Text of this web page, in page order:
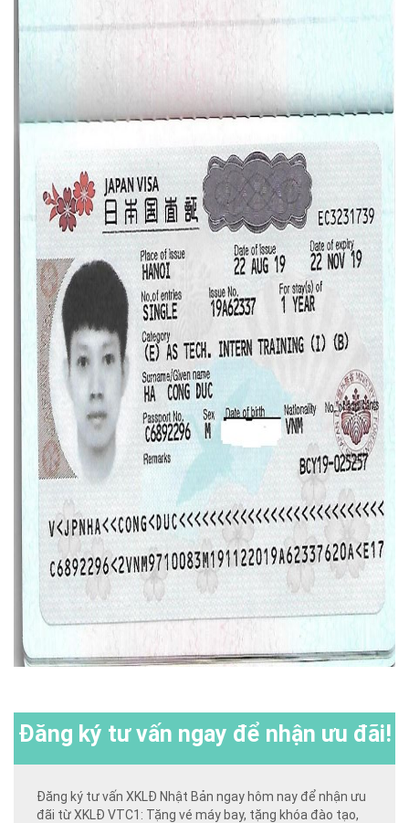
Đăng ký tư vấn ngay để nhận ưu đãi!
Đăng ký tư vấn XKLĐ Nhật Bản ngay hôm nay để nhận ưu
đãi từ XKLĐ VTC1: Tặng vé máy bay, tặng khóa đào tạo,